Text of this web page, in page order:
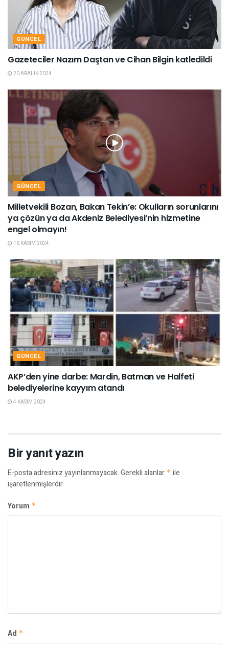
GÜNCEL
Gazeteciler Nazım Daştan ve Cihan Bilgin katledildi
20 ARALIK 2024
GÜNCEL
Milletvekili Bozan, Bakan Tekin’e: Okulların sorunlarını
ya çözün ya da Akdeniz Belediyesi’nin hizmetine
engel olmayın!
16 KASIM 2024
GÜNCEL
AKP’den yine darbe: Mardin, Batman ve Halfeti
belediyelerine kayyım atandı
4 KASIM 2024
Bir yanıt yazın
E-posta adresiniz yayınlanmayacak.Gerekli alanlar * ile
işaretlenmişlerdir
Yorum *
Ad *